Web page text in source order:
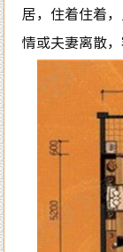
居，住着住着
情或夫妻离散